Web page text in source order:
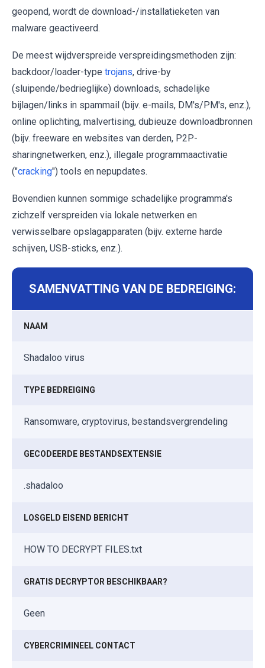
geopend, wordt de download-/installatieketen van
malware geactiveerd.
De meest wijdverspreide verspreidingsmethoden zijn:
backdoor/loader-type trojans, drive-by
(sluipende/bedrieglijke) downloads, schadelijke
bijlagen/links in spammail (bijv. e-mails, DM's/PM's, enz.),
online oplichting, malvertising, dubieuze downloadbronnen
(bijv. freeware en websites van derden, P2P-
sharingnetwerken, enz.), illegale programmaactivatie
("cracking") tools en nepupdates.
Bovendien kunnen sommige schadelijke programma's
zichzelf verspreiden via lokale netwerken en
verwisselbare opslagapparaten (bijv. externe harde
schijven, USB-sticks, enz.).
SAMENVATTING VAN DE BEDREIGING:
NAAM
Shadaloo virus
TYPE BEDREIGING
Ransomware, cryptovirus, bestandsvergrendeling
GECODEERDE BESTANDSEXTENSIE
.shadaloo
LOSGELD EISEND BERICHT
HOW TO DECRYPT FILES.txt
GRATIS DECRYPTOR BESCHIKBAAR?
Geen
CYBERCRIMINEEL CONTACT